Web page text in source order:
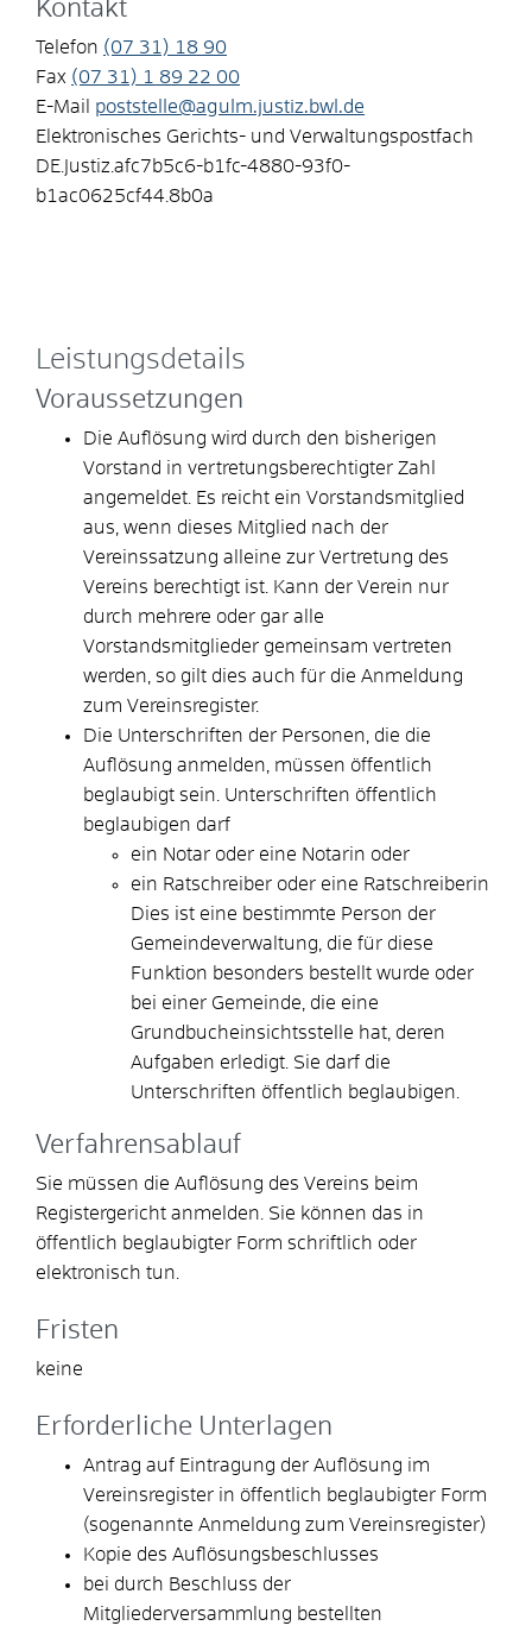
Kontakt
Telefon (07 31) 18 90
Fax (07 31) 1 89 22 00
E-Mail
poststelle@agulm.justiz.bwl.de
Elektronisches Gerichts- und Verwaltungspostfach
DE.Justiz.afc7b5c6-b1fc-4880-93f0-
b1ac0625cf44.8b0a
Leistungsdetails
Voraussetzungen
Die Auflösung wird durch den bisherigen
Vorstand in vertretungsberechtigter Zahl
angemeldet. Es reicht ein Vorstandsmitglied
aus, wenn dieses Mitglied nach der
Vereinssatzung alleine zur Vertretung des
Vereins berechtigt ist. Kann der Verein nur
durch mehrere oder gar alle
Vorstandsmitglieder gemeinsam vertreten
werden, so gilt dies auch für die Anmeldung
zum Vereinsregister.
Die Unterschriften der Personen, die die
Auflösung anmelden, müssen öffentlich
beglaubigt sein. Unterschriften öffentlich
beglaubigen darf
ein Notar oder eine Notarin oder
ein Ratschreiber oder eine Ratschreiberin
Dies ist eine bestimmte Person der
Gemeindeverwaltung, die für diese
Funktion besonders bestellt wurde oder
bei einer Gemeinde, die eine
Grundbucheinsichtsstelle hat, deren
Aufgaben erledigt. Sie darf die
Unterschriften öffentlich beglaubigen.
Verfahrensablauf
Sie müssen die Auflösung des Vereins beim
Registergericht anmelden. Sie können das in
öffentlich beglaubigter Form schriftlich oder
elektronisch tun.
Fristen
keine
Erforderliche Unterlagen
Antrag auf Eintragung der Auflösung im
Vereinsregister in öffentlich beglaubigter Form
(sogenannte Anmeldung zum Vereinsregister)
Kopie des Auflösungsbeschlusses
bei durch Beschluss der
Mitgliederversammlung bestellten